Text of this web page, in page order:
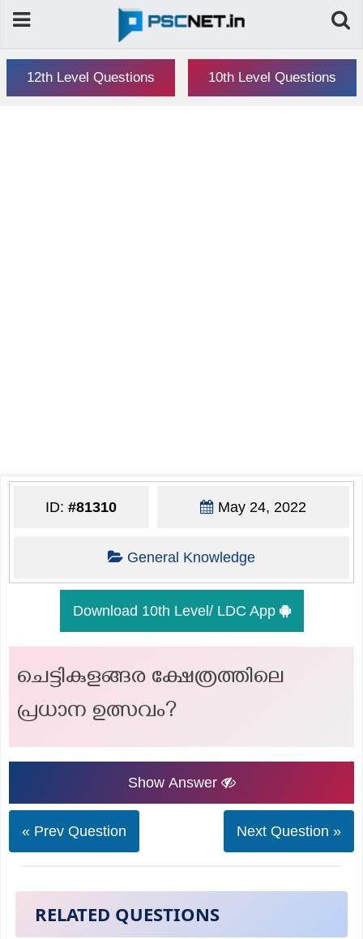
12th Level Questions 10th Level Questions
ID:#81310 May 24, 2022
General Knowledge
Download 10th Level/ LDC App
ചെട്ടികുളങ്ങര ക്ഷേത്രത്തിലെ
പ്രധാന ഉത്സവം?
Show Answer
« Prev Question Next Question »
RELATED QUESTIONS